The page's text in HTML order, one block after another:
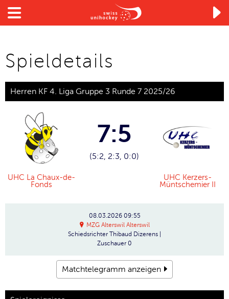

Spieldetails
Herren KF 4. Liga Gruppe 3 Runde 7 2025/26
UHC La Chaux-de-
Fonds
7:5
(5:2, 2:3, 0:0)
UHC Kerzers-
Müntschemier II
08.03.2026 09:55
MZG Alterswil Alterswil
Schiedsrichter Thibaud Dizerens |
Zuschauer 0
Matchtelegramm anzeigen